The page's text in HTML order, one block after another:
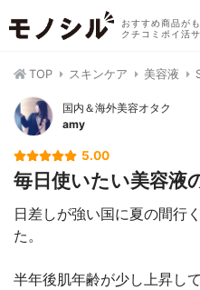
おすすめ商品が
クチコミポイ活
TOP スキンケア 美容液
国内＆海外美容オタク
amy
5.00
毎日使いたい美容液
日差しが強い国に夏の間行
た。
半年後肌年齢が少し上昇し